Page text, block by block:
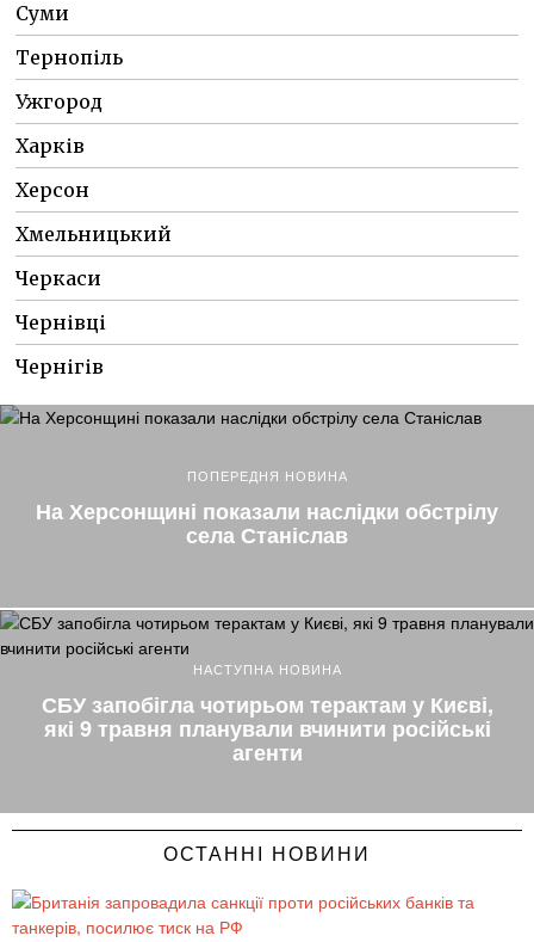
Суми
Тернопіль
Ужгород
Харків
Херсон
Хмельницький
Черкаси
Чернівці
Чернігів
ПОПЕРЕДНЯ НОВИНА
На Херсонщині показали наслідки обстрілу
села Станіслав
НАСТУПНА НОВИНА
СБУ запобігла чотирьом терактам у Києві,
які 9 травня планували вчинити російські
агенти
ОСТАННІ НОВИНИ